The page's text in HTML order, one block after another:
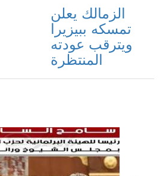
الزمالك يعلن
تمسكه ببيزيرا
ويترقب عودته
المنتظرة